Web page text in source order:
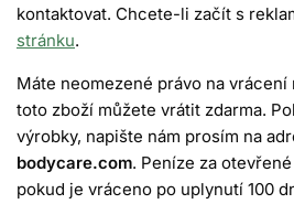
kontaktovat. Chcete-li začít s
stránku.
Máte neomezené právo na
toto zboží můžete vrátit zdarma.
výrobky, napište nám prosím na
bodycare.com. Peníze za
pokud je vráceno po uplynutí 100